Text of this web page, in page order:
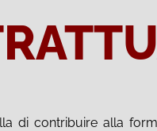
di contribuire alla